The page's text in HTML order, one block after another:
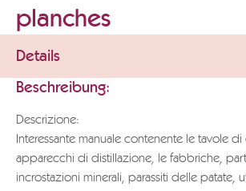
planches
Details
Beschreibung:
Descrizione:
Interessante manuale contenente le tavole di
apparecchi di distillazione, le fabbriche,
incrostazioni minerali, parassiti delle patate,